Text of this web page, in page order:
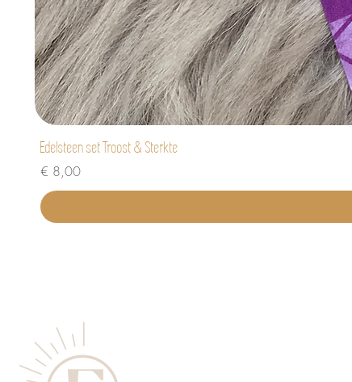
Edelsteen set Troost & Sterkte
Prijs
€ 8,00